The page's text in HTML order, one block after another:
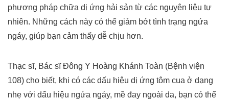
phương pháp chữa dị ứng hải sản từ các nguyên liệu tự
nhiên. Những cách này có thể giảm bớt tình trạng ngứa
ngáy, giúp bạn cảm thấy dễ chịu hơn.
Thạc sĩ, Bác sĩ Đông Y Hoàng Khánh Toàn (Bệnh viện
108) cho biết, khi có các dấu hiệu dị ứng tôm cua ở dạng
nhẹ với dấu hiệu ngứa ngáy, mề đay ngoài da, bạn có thể